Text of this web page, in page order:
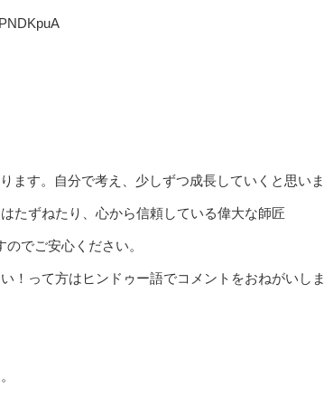
ます。自分で考え、少しずつ成長していくと思いま
たずねたり、心から信頼している偉大な師匠
でご安心ください。
！って方はヒンドゥー語でコメントをおねがいしま